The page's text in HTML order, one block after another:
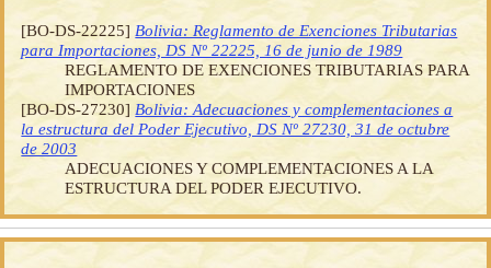
[BO-DS-22225] Bolivia: Reglamento de Exenciones Tributarias
para Importaciones, DS Nº 22225, 16 de junio de 1989
REGLAMENTO DE EXENCIONES TRIBUTARIAS PARA
IMPORTACIONES
[BO-DS-27230] Bolivia: Adecuaciones y complementaciones a
la estructura del Poder Ejecutivo, DS Nº 27230, 31 de octubre
de 2003
ADECUACIONES Y COMPLEMENTACIONES A LA
ESTRUCTURA DEL PODER EJECUTIVO.